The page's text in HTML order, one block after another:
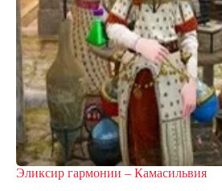
Эликсир гармонии – Камасильвия